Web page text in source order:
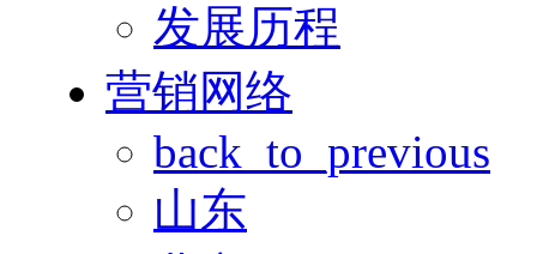
发展历程
营销网络
back_to_previous
山东